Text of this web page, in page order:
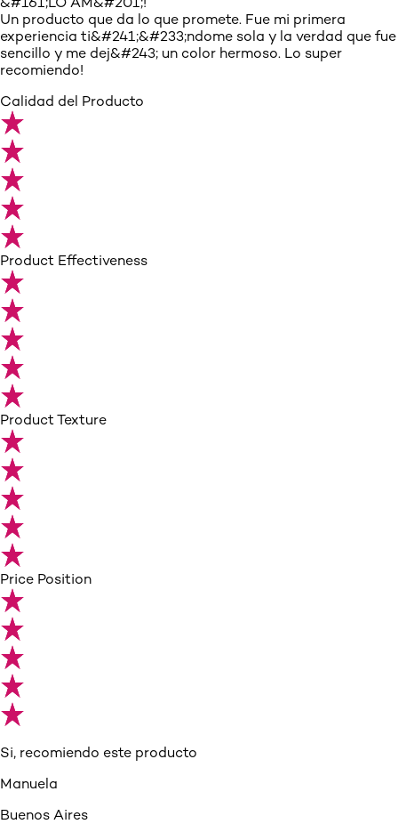
Un producto que da lo que promete. Fue mi primera
experiencia ti&#241;&#233;ndome sola y la verdad que fue
sencillo y me dej&#243; un color hermoso. Lo super
recomiendo!
Calidad del Producto
Product Effectiveness
Product Texture
Price Position
Si, recomiendo este producto
Manuela
Buenos Aires